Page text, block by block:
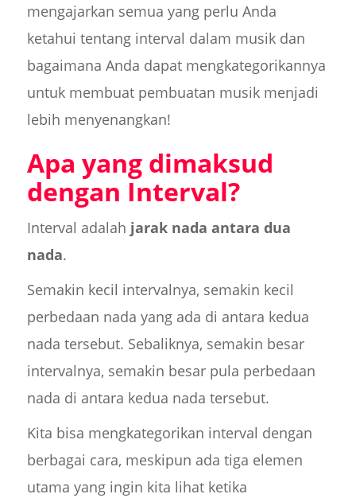
mengajarkan semua yang perlu Anda
ketahui tentang interval dalam musik dan
bagaimana Anda dapat mengkategorikannya
untuk membuat pembuatan musik menjadi
lebih menyenangkan!
Apa yang dimaksud
dengan Interval?
Interval adalah jarak nada antara dua
nada.
Semakin kecil intervalnya, semakin kecil
perbedaan nada yang ada di antara kedua
nada tersebut. Sebaliknya, semakin besar
intervalnya, semakin besar pula perbedaan
nada di antara kedua nada tersebut.
Kita bisa mengkategorikan interval dengan
berbagai cara, meskipun ada tiga elemen
utama yang ingin kita lihat ketika